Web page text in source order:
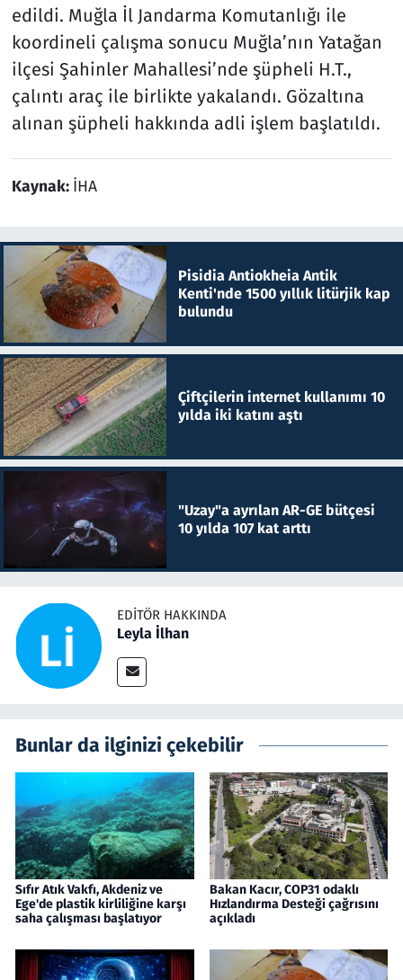
edildi. Muğla İl Jandarma Komutanlığı ile
koordineli çalışma sonucu Muğla’nın Yatağan
ilçesi Şahinler Mahallesi’nde şüpheli H.T.,
çalıntı araç ile birlikte yakalandı. Gözaltına
alınan şüpheli hakkında adli işlem başlatıldı.
Kaynak: İHA
Pisidia Antiokheia Antik
Kenti'nde 1500 yıllık litürjik kap
bulundu
Çiftçilerin internet kullanımı 10
yılda iki katını aştı
"Uzay"a ayrılan AR-GE bütçesi
10 yılda 107 kat arttı
EDITÖR HAKKINDA
Leyla İlhan
Bunlar da ilginizi çekebilir
Sıfır Atık Vakfı, Akdeniz ve
Ege'de plastik kirliliğine karşı
saha çalışması başlatıyor
Bakan Kacır, COP31 odaklı
Hızlandırma Desteği çağrısını
açıkladı